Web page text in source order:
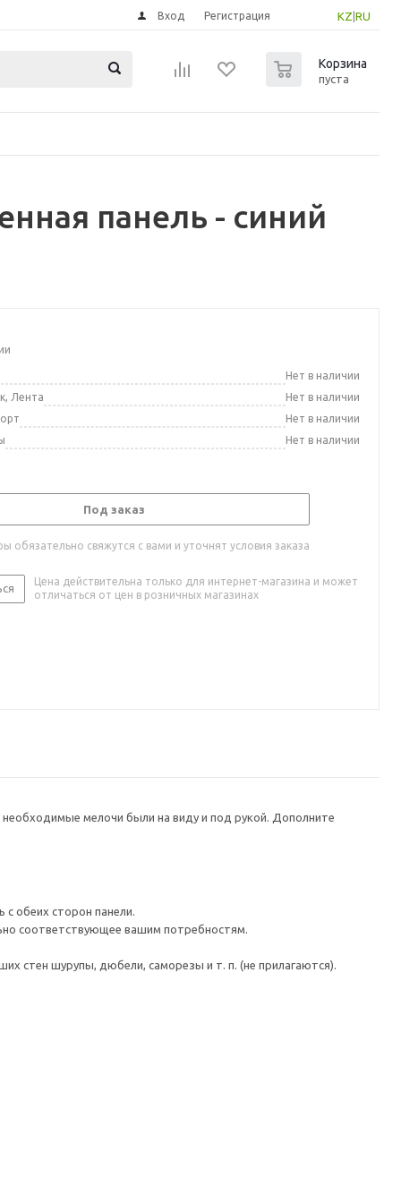
KZ RU
Вход Регистрация
Корзина
пуста
панель - синий
Нет в наличии
Лента
Нет в наличии
Нет в наличии
Нет в наличии
Под заказ
обязательно свяжутся с вами и уточнят условия заказа
Цена действительна только для интернет-магазина и может
отличаться от цен в розничных магазинах
мелочи были на виду и под рукой. Дополните
с обеих сторон панели.
соответствующее вашим потребностям.
стен шурупы, дюбели, саморезы и т. п. (не прилагаются).